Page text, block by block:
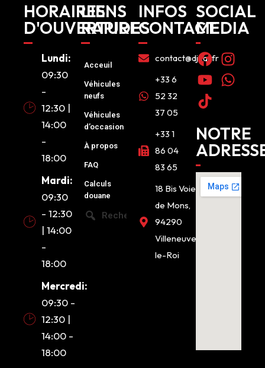
HORAIRES
D'OUVERTURE
Lundi:
09:30
-
12:30 |
14:00
-
18:00
Mardi:
09:30
- 12:30
| 14:00
-
18:00
Mercredi:
09:30 -
12:30 |
14:00 -
18:00
LIENS
RAPIDES
Acceuil
Véhicules
neufs
Véhicules
d’occasion
À propos
FAQ
Calculs
douane
Recherche
INFOS
CONTACT
contact@djcar.fr
+33 6
52 32
37 05
+33 1
86 04
83 65
18 Bis Voie
de Mons,
94290
Villeneuve-
le-Roi
SOCIAL
MEDIA
NOTRE